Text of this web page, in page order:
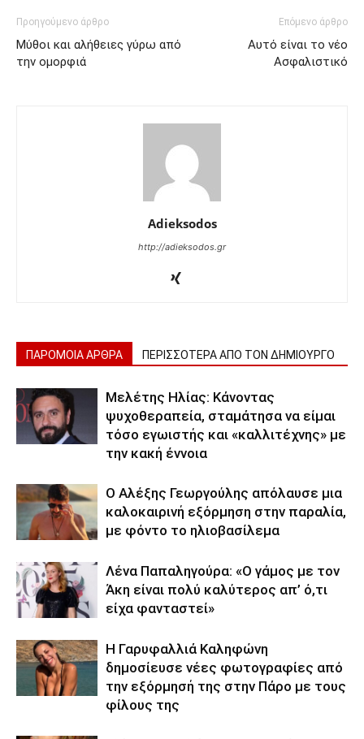
Προηγούμενο άρθρο
Μύθοι και αλήθειες γύρω από
την ομορφιά
Επόμενο άρθρο
Αυτό είναι το νέο
Ασφαλιστικό
Adieksodos
http://adieksodos.gr
ΠΑΡΟΜΟΙΑ ΑΡΘΡΑ ΠΕΡΙΣΣΟΤΕΡΑ ΑΠΟ ΤΟΝ ΔΗΜΙΟΥΡΓΟ
Μελέτης Ηλίας: Κάνοντας
ψυχοθεραπεία, σταμάτησα να είμαι
τόσο εγωιστής και «καλλιτέχνης» με
την κακή έννοια
Ο Αλέξης Γεωργούλης απόλαυσε μια
καλοκαιρινή εξόρμηση στην παραλία,
με φόντο το ηλιοβασίλεμα
Λένα Παπαληγούρα: «Ο γάμος με τον
Άκη είναι πολύ καλύτερος απ’ ό,τι
είχα φανταστεί»
Η Γαρυφαλλιά Καληφώνη
δημοσίευσε νέες φωτογραφίες από
την εξόρμησή της στην Πάρο με τους
φίλους της